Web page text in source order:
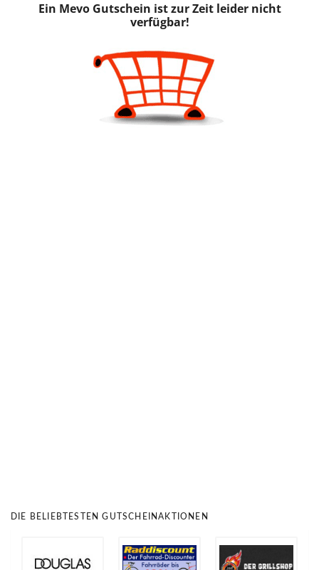
Ein Mevo Gutschein ist zur Zeit leider nicht
verfügbar!
DIE BELIEBTESTEN GUTSCHEINAKTIONEN